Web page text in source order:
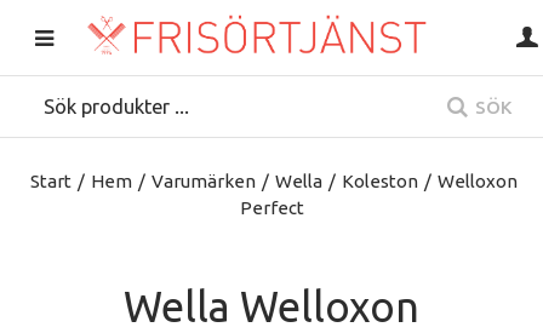
SÖK
Start / Hem / Varumärken / Wella / Koleston / Welloxon
Perfect
Wella Welloxon